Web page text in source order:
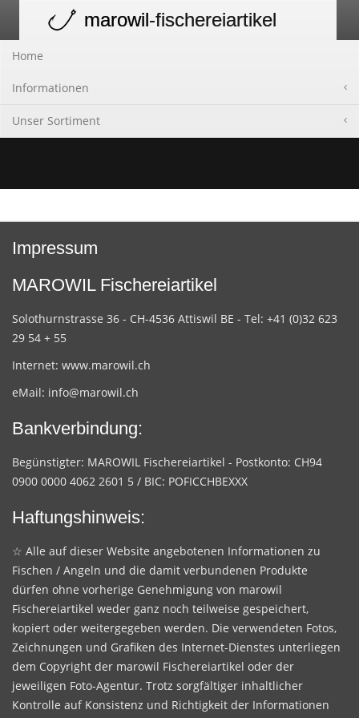
navigation
marowil-fischereiartikel
Home
Informationen
Unser Sortiment
Impressum
MAROWIL Fischereiartikel
Solothurnstrasse 36 - CH-4536 Attiswil BE - Tel: +41 (0)32 623
29 54 + 55
Internet: www.marowil.ch
eMail: info@marowil.ch
Bankverbindung:
Begünstigter: MAROWIL Fischereiartikel - Postkonto: CH94
0900 0000 4062 2601 5 / BIC: POFICCHBEXXX
Haftungshinweis:
☆ Alle auf dieser Website angebotenen Informationen zu
Fischen / Angeln und die damit verbundenen Produkte
dürfen ohne vorherige Genehmigung von marowil
Fischereiartikel weder ganz noch teilweise gespeichert,
kopiert oder weitergegeben werden. Die verwendeten Fotos,
Zeichnungen und Grafiken des Internet-Dienstes unterliegen
dem Copyright der marowil Fischereiartikel oder der
jeweiligen Foto-Agentur. Trotz sorgfältiger inhaltlicher
Kontrolle auf Konsistenz und Richtigkeit der Informationen